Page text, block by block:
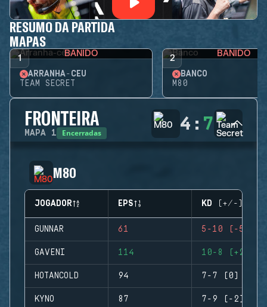
RESUMO DA PARTIDA
MAPAS
1 BANIDO
ARRANHA-CÉU
TEAM SECRET
2 BANIDO
BANCO
M80
FRONTEIRA
MAPA 1 Encerradas 4 : 7
M80
JOGADOR EPS KD (+/-)
GUNNAR 61 5-10 (-5)
GAVENI 114 10-8 (+2)
HOTANCOLD 94 7-7 (0)
KYNO 87 7-9 (-2)